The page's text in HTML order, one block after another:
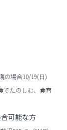
場合10/19(日)
たのしむ、食育
可能な方